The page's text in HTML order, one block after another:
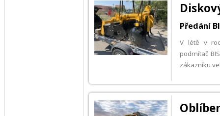
Předání
V létě v
podmítač
zákazníku